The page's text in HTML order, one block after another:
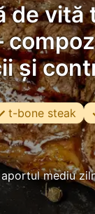
de vită
și
t-bone steak
mediu